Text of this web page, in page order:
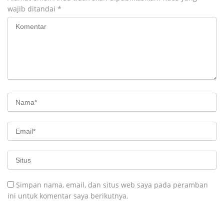
wajib ditandai *
Simpan nama, email, dan situs web saya pada peramban
ini untuk komentar saya berikutnya.